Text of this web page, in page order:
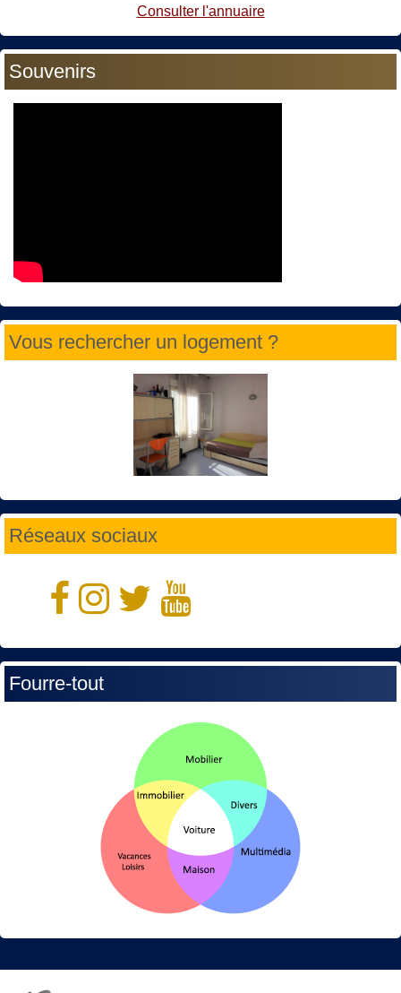
Consulter l'annuaire
Souvenirs
Vous rechercher un logement ?
Réseaux sociaux
Fourre-tout